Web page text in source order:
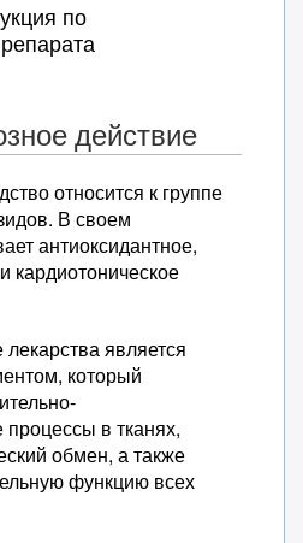
по
действие
относится к группе
В своем
антиоксидантное,
кардиотоническое
является
который
в тканях,
обмен, а также
функцию всех